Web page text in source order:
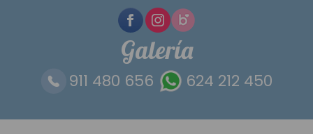
Galería
911 480 656 624 212 450